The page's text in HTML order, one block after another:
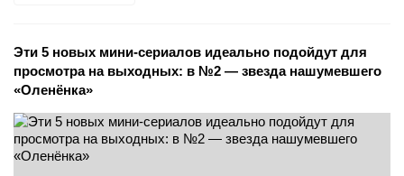
Эти 5 новых мини-сериалов идеально подойдут для
просмотра на выходных: в №2 — звезда нашумевшего
«Оленёнка»